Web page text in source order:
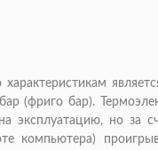
(фриго бар).
эксплуатацию, но за
компьютера)